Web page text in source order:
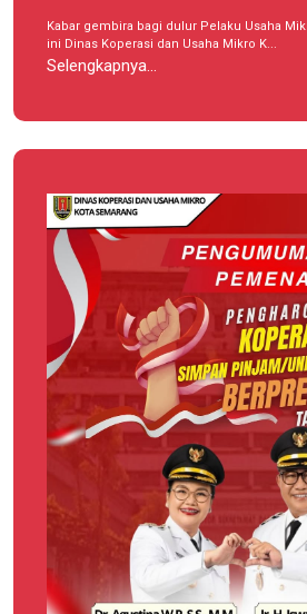
Kabar gembira bagi dulur Pelaku Usaha
ini Dinas Koperasi dan Usaha Mikro K...
Selengkapnya...